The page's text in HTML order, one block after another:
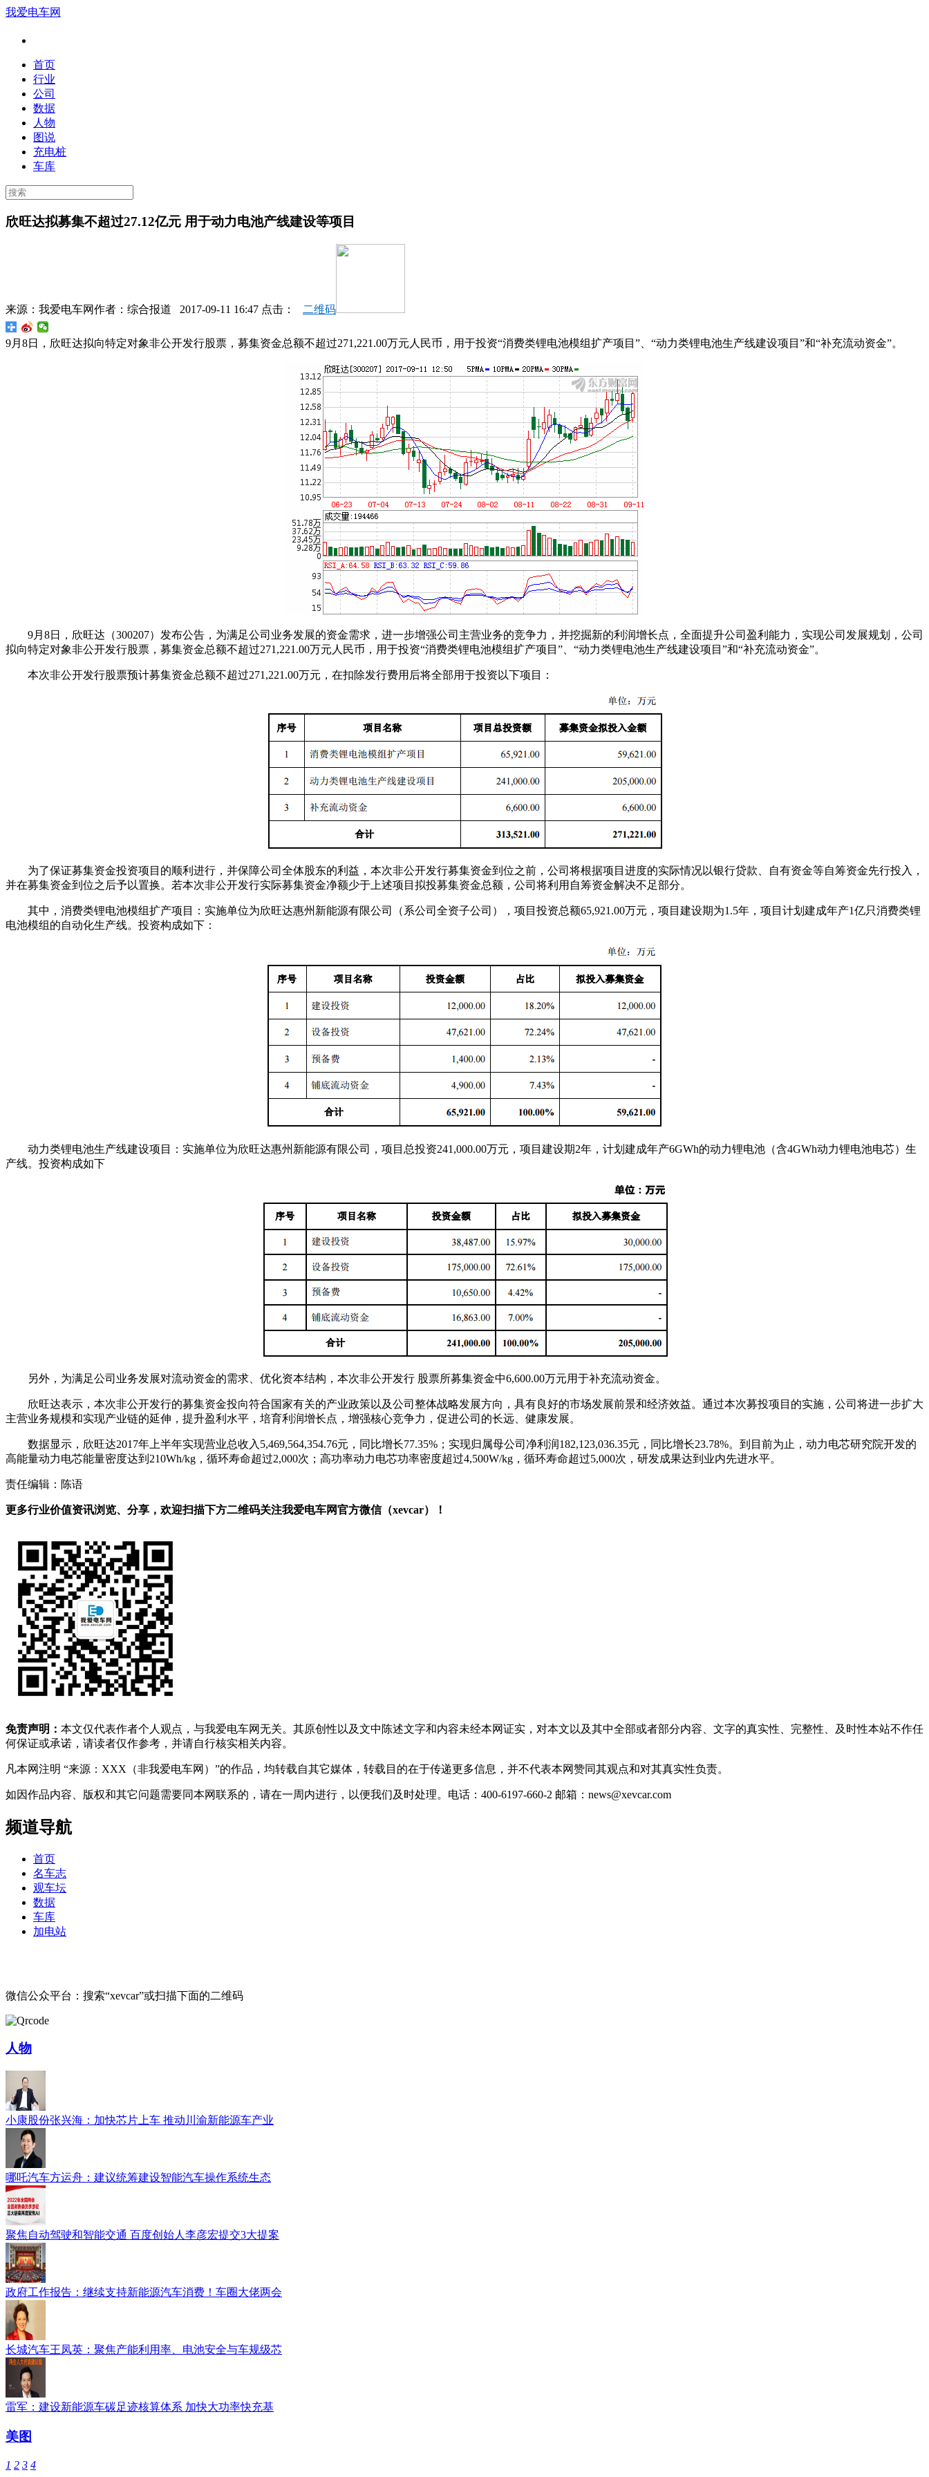
我爱电车网
首页
行业
公司
数据
人物
图说
充电桩
车库
欣旺达拟募集不超过27.12亿元 用于动力电池产线建设等项目
来源： 我爱电车网作者： 综合报道 2017-09-11 16:47 点击： 二维码
9月8日，欣旺达拟向特定对象非公开发行股票，募集资金总额不超过271,221.00万元人民币，用于投资“消费类锂电池模组扩产项目”、“动力类锂电池生产线建设项目”和“补充流动资金”。
9月8日，欣旺达（300207）发布公告，为满足公司业务发展的资金需求，进一步增强公司主营业务的竞争力，并挖掘新的利润增长点，全面提升公司盈利能力，实现公司发展规划，公司
拟向特定对象非公开发行股票，募集资金总额不超过271,221.00万元人民币，用于投资“消费类锂电池模组扩产项目”、“动力类锂电池生产线建设项目”和“补充流动资金”。
本次非公开发行股票预计募集资金总额不超过271,221.00万元，在扣除发行费用后将全部用于投资以下项目：
为了保证募集资金投资项目的顺利进行，并保障公司全体股东的利益，本次非公开发行募集资金到位之前，公司将根据项目进度的实际情况以银行贷款、自有资金等自筹资金先行投入，
并在募集资金到位之后予以置换。若本次非公开发行实际募集资金净额少于上述项目拟投募集资金总额，公司将利用自筹资金解决不足部分。
其中，消费类锂电池模组扩产项目：实施单位为欣旺达惠州新能源有限公司（系公司全资子公司），项目投资总额65,921.00万元，项目建设期为1.5年，项目计划建成年产1亿只消费类锂
电池模组的自动化生产线。投资构成如下：
动力类锂电池生产线建设项目：实施单位为欣旺达惠州新能源有限公司，项目总投资241,000.00万元，项目建设期2年，计划建成年产6GWh的动力锂电池（含4GWh动力锂电池电芯）生
产线。投资构成如下
另外，为满足公司业务发展对流动资金的需求、优化资本结构，本次非公开发行 股票所募集资金中6,600.00万元用于补充流动资金。
欣旺达表示，本次非公开发行的募集资金投向符合国家有关的产业政策以及公司整体战略发展方向，具有良好的市场发展前景和经济效益。通过本次募投项目的实施，公司将进一步扩大
主营业务规模和实现产业链的延伸，提升盈利水平，培育利润增长点，增强核心竞争力，促进公司的长远、健康发展。
数据显示，欣旺达2017年上半年实现营业总收入5,469,564,354.76元，同比增长77.35%；实现归属母公司净利润182,123,036.35元，同比增长23.78%。到目前为止，动力电芯研究院开发的
高能量动力电芯能量密度达到210Wh/kg，循环寿命超过2,000次；高功率动力电芯功率密度超过4,500W/kg，循环寿命超过5,000次，研发成果达到业内先进水平。
责任编辑：陈语
更多行业价值资讯浏览、分享，欢迎扫描下方二维码关注我爱电车网官方微信（xevcar）！
免责声明： 本文仅代表作者个人观点，与我爱电车网无关。其原创性以及文中陈述文字和内容未经本网证实，对本文以及其中全部或者部分内容、文字的真实性、完整性、及时性本站不作任
何保证或承诺，请读者仅作参考，并请自行核实相关内容。
凡本网注明 “来源：XXX（非我爱电车网）”的作品，均转载自其它媒体，转载目的在于传递更多信息，并不代表本网赞同其观点和对其真实性负责。
如因作品内容、版权和其它问题需要同本网联系的，请在一周内进行，以便我们及时处理。电话：400-6197-660-2 邮箱：news@xevcar.com
频道导航
首页
名车志
观车坛
数据
车库
加电站
微信公众平台：搜索“xevcar”或扫描下面的二维码
人物
小康股份张兴海：加快芯片上车 推动川渝新能源车产业
哪吒汽车方运舟：建议统筹建设智能汽车操作系统生态
聚焦自动驾驶和智能交通 百度创始人李彦宏提交3大提案
政府工作报告：继续支持新能源汽车消费！车圈大佬两会
长城汽车王凤英：聚焦产能利用率、电池安全与车规级芯
雷军：建设新能源车碳足迹核算体系 加快大功率快充基
美图
1 2 3 4